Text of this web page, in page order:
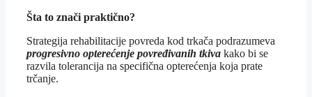
Šta to znači praktično?
Strategija rehabilitacije povreda kod trkača podrazumeva
progresivno opterećenje povređivanih tkiva kako bi se
razvila tolerancija na specifična opterećenja koja prate
trčanje.